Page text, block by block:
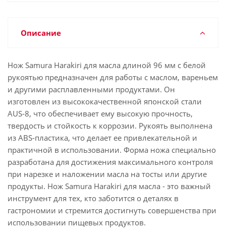
Описание
Нож Samura Harakiri для масла длиной 96 мм с белой
рукоятью предназначен для работы с маслом, вареньем
и другими расплавленными продуктами. Он
изготовлен из высококачественной японской стали
AUS-8, что обеспечивает ему высокую прочность,
твердость и стойкость к коррозии. Рукоять выполнена
из ABS-пластика, что делает ее привлекательной и
практичной в использовании. Форма ножа специально
разработана для достижения максимального контроля
при нарезке и наложении масла на тосты или другие
продукты. Нож Samura Harakiri для масла - это важный
инструмент для тех, кто заботится о деталях в
гастрономии и стремится достигнуть совершенства при
использовании пищевых продуктов.